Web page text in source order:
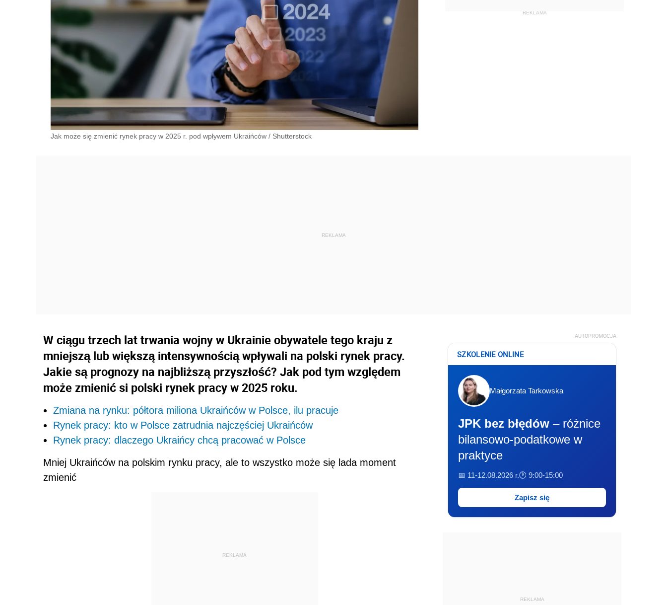
Jak może się zmienić rynek pracy w 2025 r. pod wpływem Ukraińców / Shutterstock
W ciągu trzech lat trwania wojny w Ukrainie obywatele tego kraju z
mniejszą lub większą intensywnością wpływali na polski rynek pracy.
Jakie są prognozy na najbliższą przyszłość? Jak pod tym względem
może zmienić si polski rynek pracy w 2025 roku.
Zmiana na rynku: półtora miliona Ukraińców w Polsce, ilu pracuje
Rynek pracy: kto w Polsce zatrudnia najczęściej Ukraińców
Rynek pracy: dlaczego Ukraińcy chcą pracować w Polsce
Mniej Ukraińców na polskim rynku pracy, ale to wszystko może się lada moment
zmienić
REKLAMA
AUTOPROMOCJA
SZKOLENIE ONLINE
Małgorzata Tarkowska
JPK bez błędów – różnice
bilansowo-podatkowe w
praktyce
📅 11-12.08.2026 r.🕐 9:00-15:00
Zapisz się
REKLAMA